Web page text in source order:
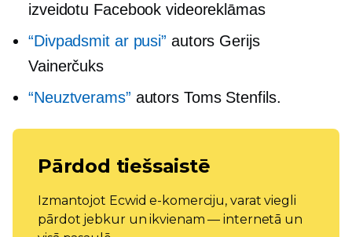
izveidotu Facebook videoreklāmas
“Divpadsmit ar pusi” autors Gerijs
Vainerčuks
“Neuztverams” autors Toms Stenfils.
Pārdod tiešsaistē
Izmantojot Ecwid e-komerciju, varat viegli
pārdot jebkur un ikvienam — internetā un